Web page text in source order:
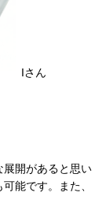
Iさん
展開があると思い
能です。また、